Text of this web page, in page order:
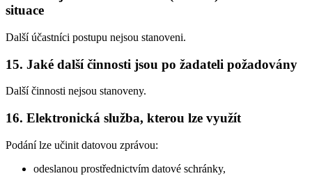
situace
Další účastníci postupu nejsou stanoveni.
15. Jaké další činnosti jsou po žadateli požadovány
Další činnosti nejsou stanoveny.
16. Elektronická služba, kterou lze využít
Podání lze učinit datovou zprávou:
odeslanou prostřednictvím datové schránky,